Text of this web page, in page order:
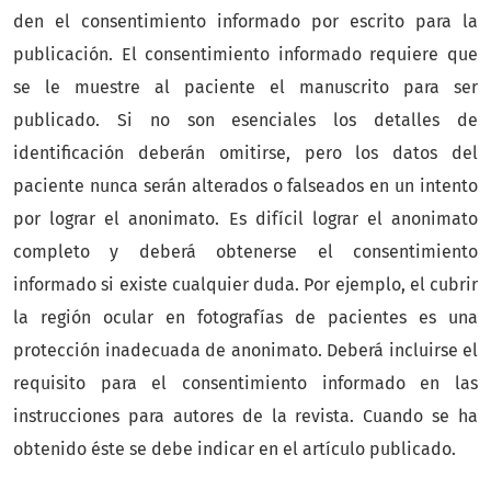
den el consentimiento informado por escrito para la
publicación. El consentimiento informado requiere que
se le muestre al paciente el manuscrito para ser
publicado. Si no son esenciales los detalles de
identificación deberán omitirse, pero los datos del
paciente nunca serán alterados o falseados en un intento
por lograr el anonimato. Es difícil lograr el anonimato
completo y deberá obtenerse el consentimiento
informado si existe cualquier duda. Por ejemplo, el cubrir
la región ocular en fotografías de pacientes es una
protección inadecuada de anonimato. Deberá incluirse el
requisito para el consentimiento informado en las
instrucciones para autores de la revista. Cuando se ha
obtenido éste se debe indicar en el artículo publicado.